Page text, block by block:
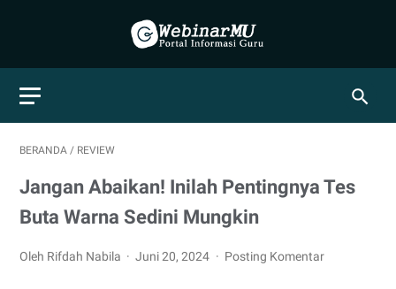
BERANDA / REVIEW
Jangan Abaikan! Inilah Pentingnya Tes
Buta Warna Sedini Mungkin
Oleh Rifdah Nabila Juni 20, 2024 Posting Komentar